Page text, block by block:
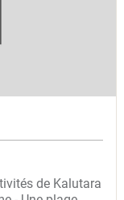
de Kalutara